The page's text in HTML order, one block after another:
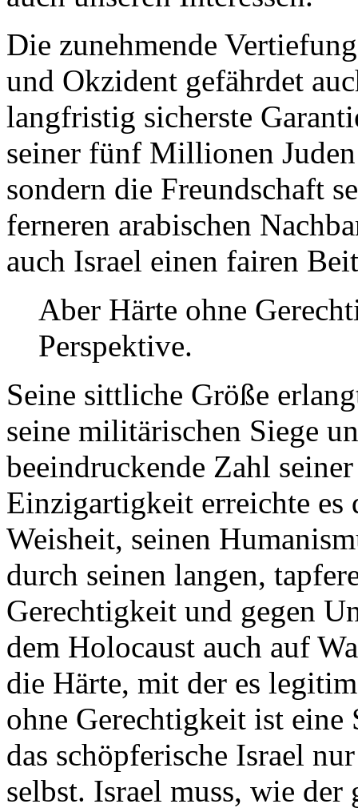
Die zunehmende
und Okzident gefährdet
langfristig sicherste
seiner fünf Millionen
sondern die Freundschaft
ferneren arabischen
auch Israel einen fairen
Aber Härte ohne
Perspektive.
Seine sittliche Größe
seine militärischen Siege
beeindruckende Zahl
Einzigartigkeit erreichte es
Weisheit, seinen
durch seinen langen,
Gerechtigkeit und gegen
dem Holocaust auch auf
die Härte, mit der es
ohne Gerechtigkeit ist eine
das schöpferische Israel
selbst. Israel muss, wie der